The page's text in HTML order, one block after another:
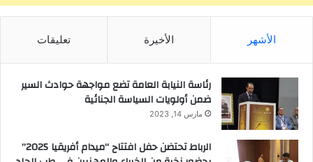
الأشهر الأخيرة تعليقات
رئاسة النيابة العامة تضع مواجهة حوادث السير
ضمن أولويات السياسة الجنائية
مارس 14, 2023
الرباط تحتضن حفل افتتاح “ميدام أفريقيا 2025”